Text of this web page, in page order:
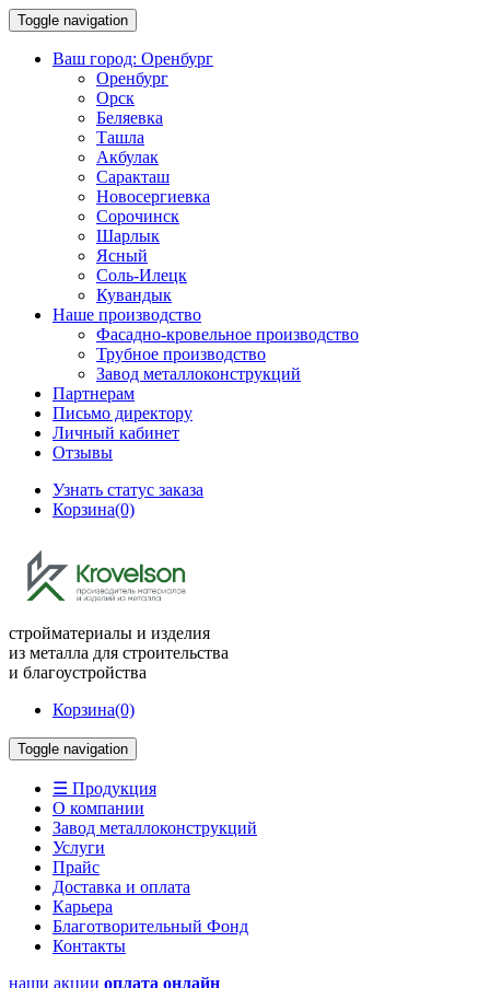
Toggle navigation
Ваш город: Оренбург
Оренбург
Орск
Беляевка
Ташла
Акбулак
Саракташ
Новосергиевка
Сорочинск
Шарлык
Ясный
Соль-Илецк
Кувандык
Наше производство
Фасадно-кровельное производство
Трубное производство
Завод металлоконструкций
Партнерам
Письмо директору
Личный кабинет
Отзывы
Узнать статус заказа
Корзина(0)
стройматериалы и изделия
из металла для строительства
и благоустройства
Корзина(0)
Toggle navigation
☰ Продукция
О компании
Завод металлоконструкций
Услуги
Прайс
Доставка и оплата
Карьера
Благотворительный Фонд
Контакты
наши акции оплата онлайн